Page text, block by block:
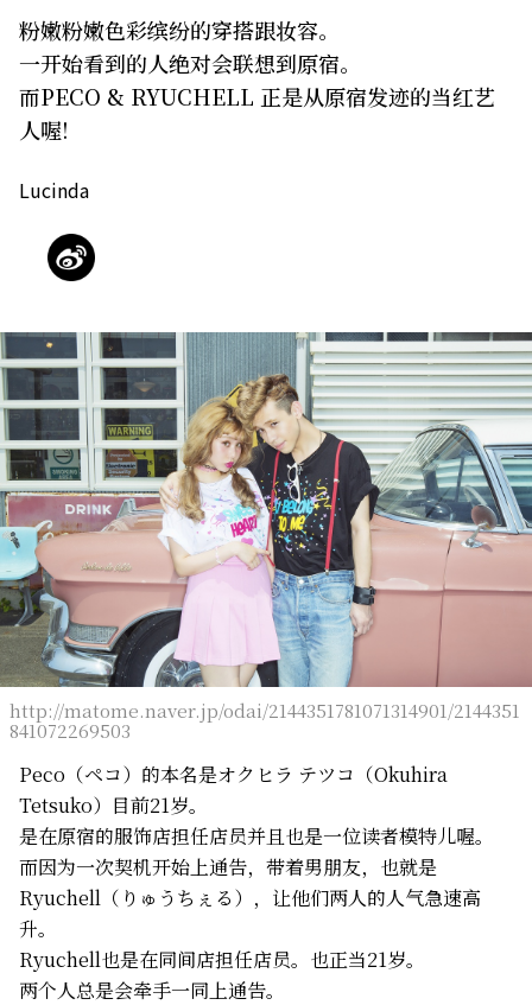
粉嫩粉嫩色彩缤纷的穿搭跟妆容。
一开始看到的人绝对会联想到原宿。
而PECO & RYUCHELL 正是从原宿发迹的当红艺
人喔!
Lucinda
http://matome.naver.jp/odai/2144351781071314901/2144351
841072269503
Peco（ペコ）的本名是オクヒラ テツコ（Okuhira
Tetsuko）目前21岁。
是在原宿的服饰店担任店员并且也是一位读者模特儿喔。
而因为一次契机开始上通告，带着男朋友，也就是
Ryuchell（りゅうちぇる），让他们两人的人气急速高
升。
Ryuchell也是在同间店担任店员。也正当21岁。
两个人总是会牵手一同上通告。